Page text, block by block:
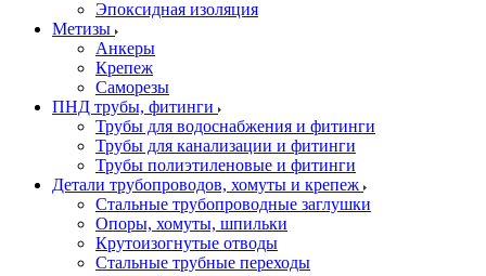
Эпоксидная изоляция
Метизы
Анкеры
Крепеж
Саморезы
ПНД трубы, фитинги
Трубы для водоснабжения и фитинги
Трубы для канализации и фитинги
Трубы полиэтиленовые и фитинги
Детали трубопроводов, хомуты и крепеж
Стальные трубопроводные заглушки
Опоры, хомуты, шпильки
Крутоизогнутые отводы
Стальные трубные переходы